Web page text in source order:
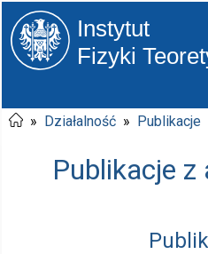
Instytut
Fizyki
» Działalność » Publikacje
Publikacje